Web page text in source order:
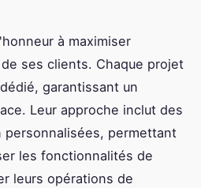
à maximiser
ses clients. Chaque projet
garantissant un
Leur approche inclut des
personnalisées, permettant
les fonctionnalités de
leurs opérations de